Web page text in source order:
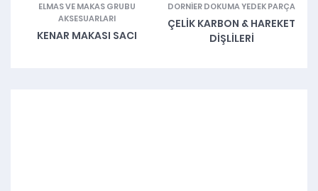
ELMAS VE MAKAS GRUBU
AKSESUARLARI
KENAR MAKASI SACI
DORNIER DOKUMA YEDEK PARÇA
ÇELIK KARBON & HAREKET
DIŞLILERI